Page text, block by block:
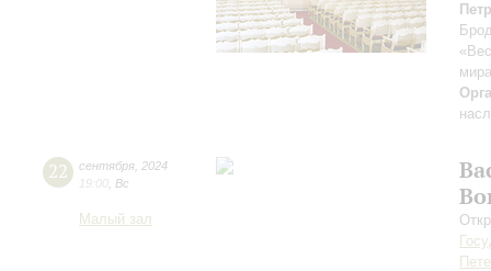
22 сентября 2024
19:00 Вс
Малый зал